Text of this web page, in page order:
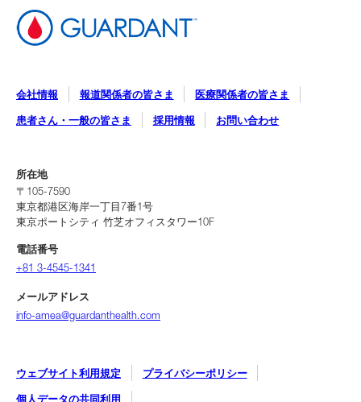
りよい治療につなげていくことを⽬指した研究プロ
ター）
会社情報 報道関係者の皆さま 医療関係者の皆さま
患者さん・一般の皆さま 採用情報 お問い合わせ
所在地
〒105-7590
東京都港区海岸一丁目7番1号
東京ポートシティ 竹芝オフィスタワー10F
電話番号
+81 3-4545-1341
メールアドレス
info-amea@guardanthealth.com
ウェブサイト利用規定 プライバシーポリシー